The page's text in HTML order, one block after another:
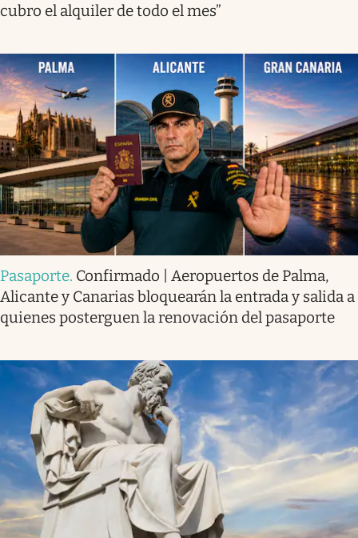
cubro el alquiler de todo el mes”
Pasaporte. Confirmado | Aeropuertos de Palma,
Alicante y Canarias bloquearán la entrada y salida a
quienes posterguen la renovación del pasaporte